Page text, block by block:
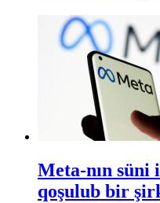
Meta-nın
qoşulub bir